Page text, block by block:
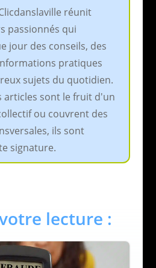
réunit
passionnés qui
jour des conseils, des
pratiques
sujets du quotidien.
articles sont le fruit d'un
ou couvrent des
ils sont
signature.
lecture :